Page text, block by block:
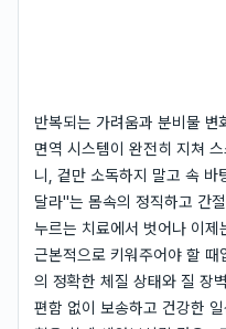
반복되는 가려움과 분비물
면역 시스템이 완전히 지쳐
니, 겉만 소독하지 말고 속 바
달라"는 몸속의 정직하고 간
누르는 치료에서 벗어나 이
근본적으로 키워주어야 할
의 정확한 체질 상태와 질 장
편함 없이 보송하고 건강한